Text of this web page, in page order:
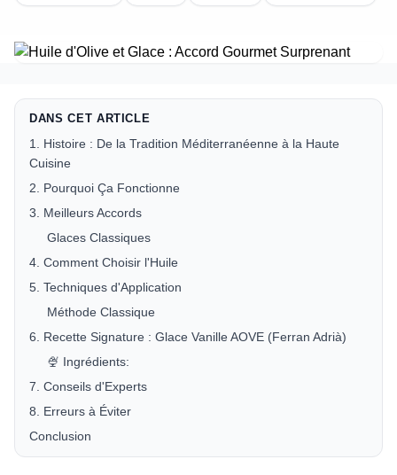
DANS CET ARTICLE
1. Histoire : De la Tradition Méditerranéenne à la Haute
Cuisine
2. Pourquoi Ça Fonctionne
3. Meilleurs Accords
Glaces Classiques
4. Comment Choisir l'Huile
5. Techniques d'Application
Méthode Classique
6. Recette Signature : Glace Vanille AOVE (Ferran Adrià)
🍨 Ingrédients:
7. Conseils d'Experts
8. Erreurs à Éviter
Conclusion